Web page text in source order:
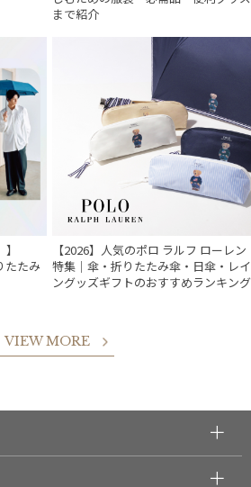
まで紹介
たたみ
【2026】人気のポロ ラルフ ローレン
特集｜傘・折りたたみ傘・日傘・レイ
ングッズギフトのおすすめランキング
VIEW MORE